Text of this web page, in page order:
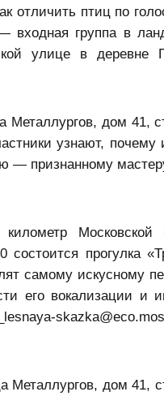
отличить птиц по
входная группа в
улице в деревне
Металлургов, дом 41,
узнают, почему
— признанному
Московской
состоится прогулка
самому искусному
его вокализации и
Металлургов, дом 41,